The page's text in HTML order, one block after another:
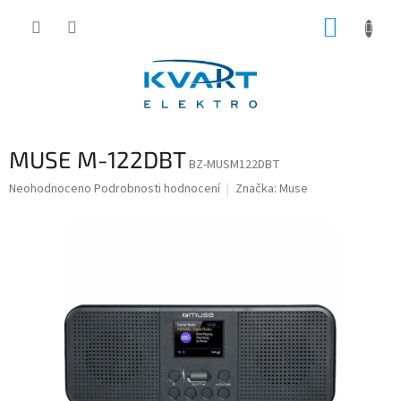
MUSE M-122DBTBZ-MUSM122DBT
Průměrné
Neohodnoceno Podrobnosti hodnocení Značka: Muse